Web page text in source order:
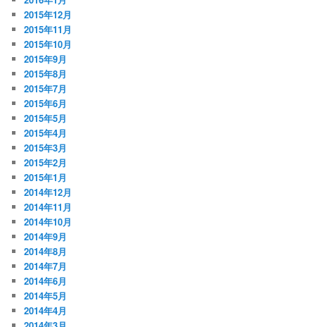
2015年12月
2015年11月
2015年10月
2015年9月
2015年8月
2015年7月
2015年6月
2015年5月
2015年4月
2015年3月
2015年2月
2015年1月
2014年12月
2014年11月
2014年10月
2014年9月
2014年8月
2014年7月
2014年6月
2014年5月
2014年4月